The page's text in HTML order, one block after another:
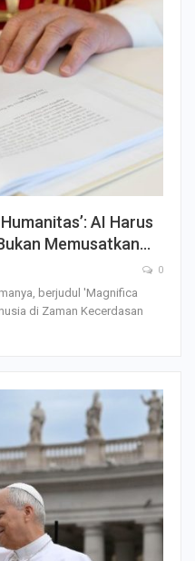
AI Harus
Memusatkan…
0
berjudul 'Magnifica
di Zaman Kecerdasan